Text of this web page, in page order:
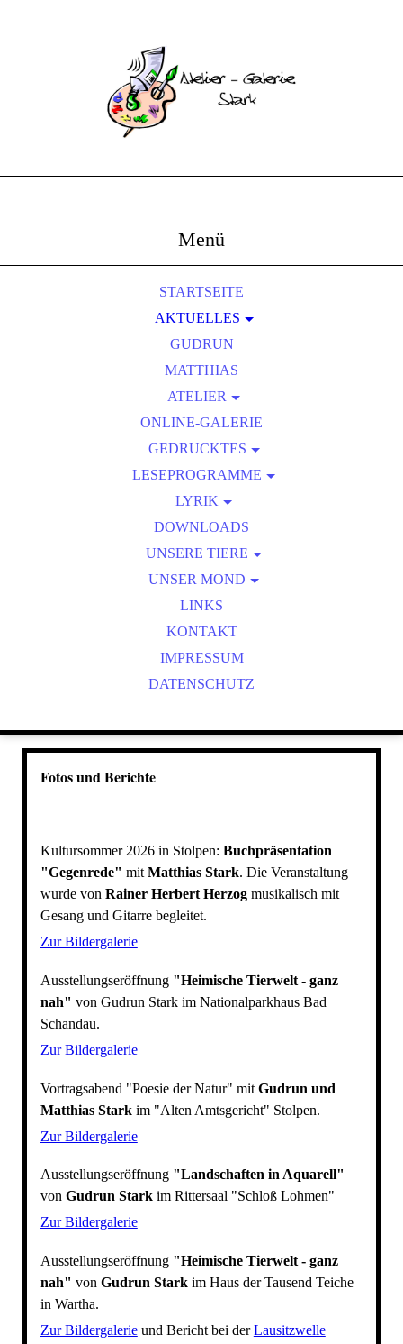
Menü
STARTSEITE
AKTUELLES
AUSSTELLUNGEN
FOTOS UND BERICHTE
GUDRUN
MATTHIAS
ATELIER
ZEICHENZIRKEL
ONLINE-GALERIE
GEDRUCKTES
KALENDER
LESEPROGRAMME
ONLINE-LESUNGEN
LYRIK
FOTOHAIKU/FOTOLYRIK
DOWNLOADS
UNSERE TIERE
WILDTIERBEOBACHTUNGEN
UNSER MOND
MOND AKTUELL
LINKS
KONTAKT
IMPRESSUM
DATENSCHUTZ
Fotos und Berichte
Kultursommer 2026 in Stolpen: Buchpräsentation
"Gegenrede" mit Matthias Stark. Die Veranstaltung
wurde von Rainer Herbert Herzogmusikalisch mit
Gesang und Gitarre begleitet.
Zur Bildergalerie
Ausstellungseröffnung "Heimische Tierwelt - ganz
nah" von Gudrun Stark im Nationalparkhaus Bad
Schandau.
Zur Bildergalerie
Vortragsabend "Poesie der Natur" mit Gudrun und
Matthias Starkim "Alten Amtsgericht" Stolpen.
Zur Bildergalerie
Ausstellungseröffnung "Landschaften in Aquarell"
von Gudrun Starkim Rittersaal "Schloß Lohmen"
Zur Bildergalerie
Ausstellungseröffnung "Heimische Tierwelt - ganz
nah" von Gudrun Starkim Haus der Tausend Teiche
in Wartha.
Zur Bildergalerieund Bericht bei derLausitzwelle